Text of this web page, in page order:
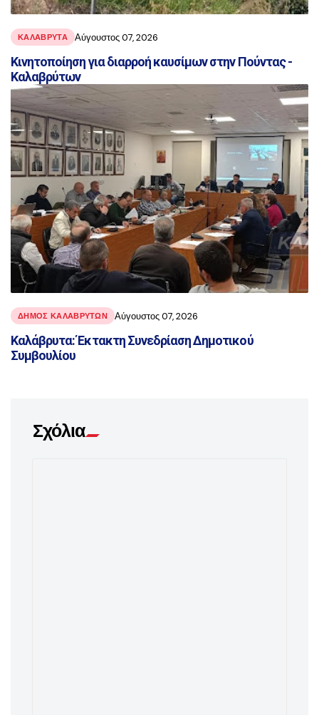
ΚΑΛΑΒΡΥΤΑ Αύγουστος 07, 2026
Κινητοποίηση για διαρροή καυσίμων στην Πούντας -
Καλαβρύτων
ΔΗΜΟΣ ΚΑΛΑΒΡΥΤΩΝ Αύγουστος 07, 2026
Καλάβρυτα: Έκτακτη Συνεδρίαση Δημοτικού
Συμβουλίου
Σχόλια